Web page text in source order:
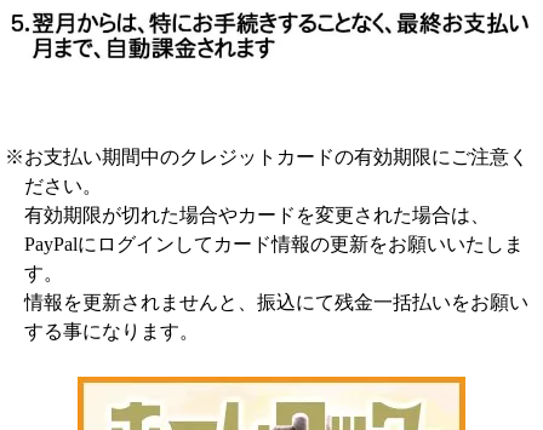
※お支払い期間中のクレジットカードの有効期限にご注意く
ださい。
有効期限が切れた場合やカードを変更された場合は、
PayPalにログインしてカード情報の更新をお願いいたしま
す。
情報を更新されませんと、振込にて残金一括払いをお願い
する事になります。